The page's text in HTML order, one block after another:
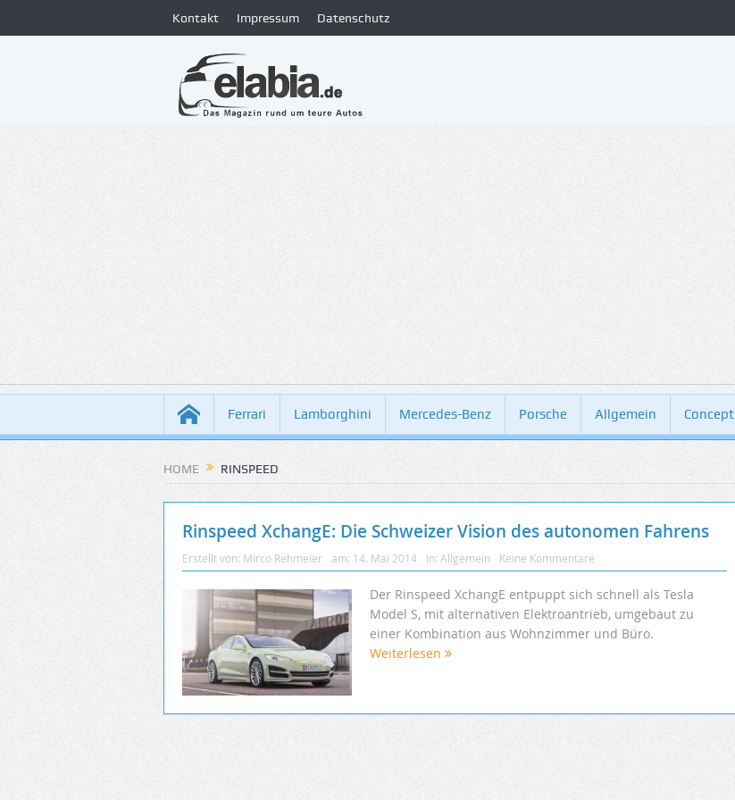
Kontakt Impressum Datenschutz
Ferrari Lamborghini Mercedes-Benz Porsche Allgemein Concept
HOME RINSPEED
Rinspeed XchangE: Die Schweizer Vision des autonomen Fahrens
Erstellt von: Mirco Rehmeier am: 14. Mai 2014 In: Allgemein Keine Kommentare
Der Rinspeed XchangE entpuppt sich schnell als Tesla
Model S, mit alternativen Elektroantrieb, umgebaut zu
einer Kombination aus Wohnzimmer und Büro.
Weiterlesen